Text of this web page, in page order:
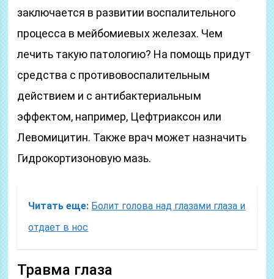
заключается в развитии воспалительного
процесса в мейбомиевых железах. Чем
лечить такую патологию? На помощь придут
средства с противовоспалительным
действием и с антибактериальным
эффектом, например, Цефтриаксон или
Левомицитин. Также врач может назначить
Гидрокортизоновую мазь.
Читать еще: Болит голова над глазами глаза и
отдает в нос
Травма глаза